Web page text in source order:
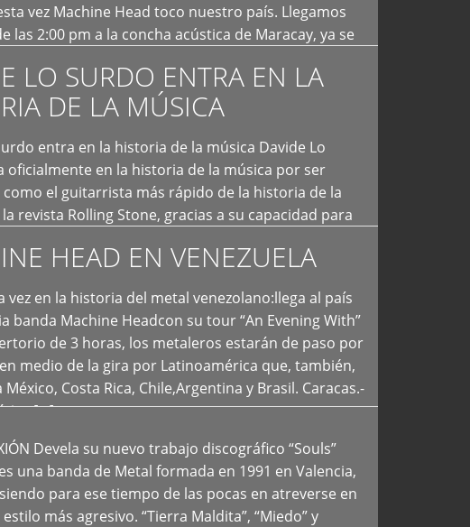
vez Machine Head toco nuestro país. Llegamos
las 2:00 pm a la concha acústica de Maracay, ya se
LO SURDO ENTRA EN LA
DE LA MÚSICA
entra en la historia de la música Davide Lo
oficialmente en la historia de la música por ser
el guitarrista más rápido de la historia de la
revista Rolling Stone, gracias a su capacidad para
HEAD EN VENEZUELA
vez en la historia del metal venezolano:llega al país
banda Machine Headcon su tour “An Evening With”
de 3 horas, los metaleros estarán de paso por
medio de la gira por Latinoamérica que, también,
México, Costa Rica, Chile,Argentina y Brasil. Caracas.-
[…]
Devela su nuevo trabajo discográfico “Souls”
una banda de Metal formada en 1991 en Valencia,
para ese tiempo de las pocas en atreverse en
más agresivo. “Tierra Maldita”, “Miedo” y